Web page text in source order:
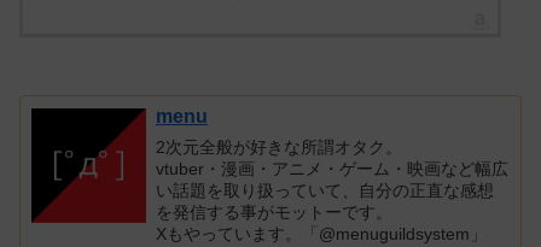
menu
2次元全般が好きな所謂オタク。
vtuber・漫画・アニメ・ゲーム・映画など幅広
い話題を取り扱っていて、自分の正直な感想
を発信する事がモットーです。
Xもやっています。「@menuguildsystem」